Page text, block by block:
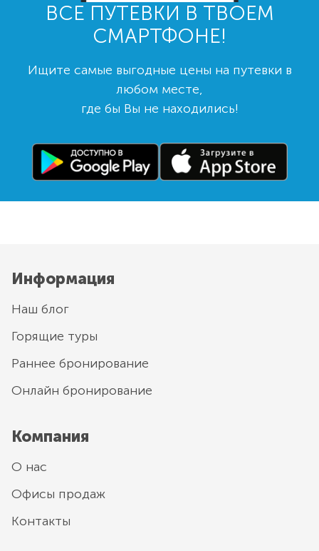
ВСЕ ПУТЕВКИ В ТВОЕМ
СМАРТФОНЕ!
Ищите самые выгодные цены на путевки в
любом месте,
где бы Вы не находились!
Информация
Наш блог
Горящие туры
Раннее бронирование
Онлайн бронирование
Компания
О нас
Офисы продаж
Контакты